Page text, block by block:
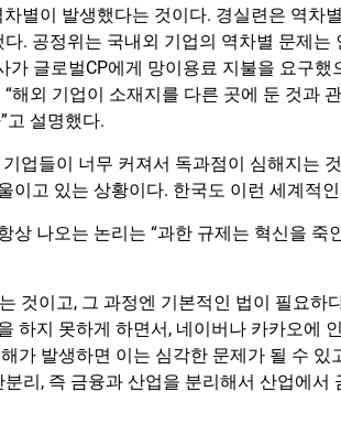
별이 발생했다는 것이다. 경실련은 역차
. 공정위는 국내외 기업의 역차별 문제
글로벌CP에게 망이용료 지불을 요구
해외 기업이 소재지를 다른 곳에 둔 것과
고 설명했다.
업들이 너무 커져서 독과점이 심해지는
이고 있는 상황이다. 한국도 이런 세계적
상 나오는 논리는 “과한 규제는 혁신을 죽
것이고, 그 과정엔 기본적인 법이 필요하
하지 못하게 하면서, 네이버나 카카오에
가 발생하면 이는 심각한 문제가 될 수
리, 즉 금융과 산업을 분리해서 산업에